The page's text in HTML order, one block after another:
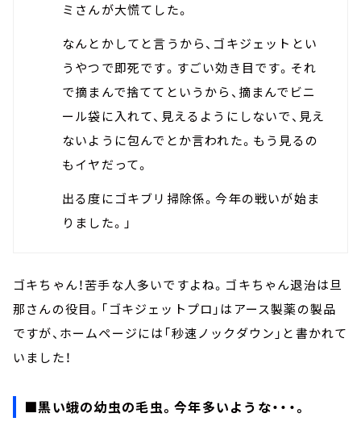
ミさんが大慌てした。
なんとかしてと言うから、ゴキジェットとい
うやつで即死です。すごい効き目です。それ
で摘まんで捨ててというから、摘まんでビニ
ール袋に入れて、見えるようにしないで、見え
ないように包んでとか言われた。もう見るの
もイヤだって。
出る度にゴキブリ掃除係。今年の戦いが始ま
りました。」
ゴキちゃん！苦手な人多いですよね。ゴキちゃん退治は旦
那さんの役目。「ゴキジェットプロ」はアース製薬の製品
ですが、ホームページには「秒速ノックダウン」と書かれて
いました！
■黒い蛾の幼虫の毛虫。今年多いような・・・。